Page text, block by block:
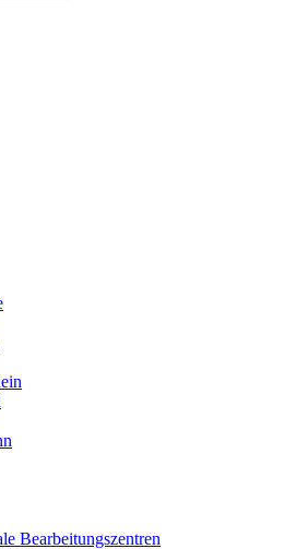
Bearbeitungszentren